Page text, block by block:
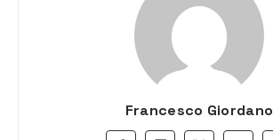
Francesco Giordano